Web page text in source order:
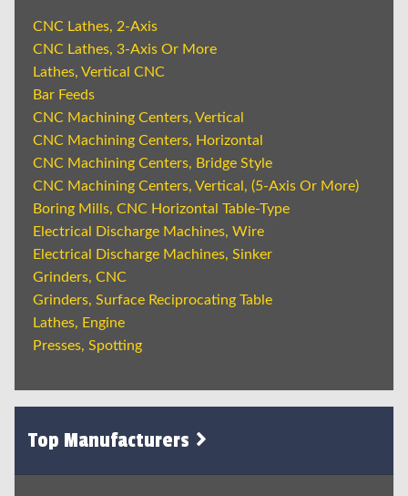
CNC Lathes, 2-Axis
CNC Lathes, 3-Axis Or More
Lathes, Vertical CNC
Bar Feeds
CNC Machining Centers, Vertical
CNC Machining Centers, Horizontal
CNC Machining Centers, Bridge Style
CNC Machining Centers, Vertical, (5-Axis Or More)
Boring Mills, CNC Horizontal Table-Type
Electrical Discharge Machines, Wire
Electrical Discharge Machines, Sinker
Grinders, CNC
Grinders, Surface Reciprocating Table
Lathes, Engine
Presses, Spotting
Top Manufacturers